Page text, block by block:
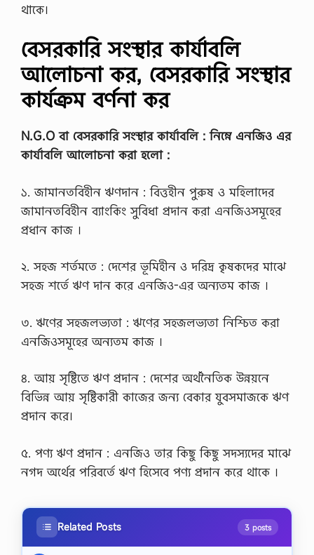
থাকে।
বেসরকারি সংস্থার কার্যাবলি
আলোচনা কর, বেসরকারি সংস্থার
কার্যক্রম বর্ণনা কর
N.G.O বা বেসরকারি সংস্থার কার্যাবলি : নিম্নে এনজিও এর
কার্যাবলি আলোচনা করা হলো :
১. জামানতবিহীন ঋণদান : বিত্তহীন পুরুষ ও মহিলাদের
জামানতবিহীন ব্যাংকিং সুবিধা প্রদান করা এনজিওসমূহের
প্রধান কাজ ।
২. সহজ শর্তমতে : দেশের ভূমিহীন ও দরিদ্র কৃষকদের মাঝে
সহজ শর্তে ঋণ দান করে এনজিও-এর অন্যতম কাজ ।
৩. ঋণের সহজলভ্যতা : ঋণের সহজলভ্যতা নিশ্চিত করা
এনজিওসমূহের অন্যতম কাজ ।
৪. আয় সৃষ্টিতে ঋণ প্রদান : দেশের অর্থনৈতিক উন্নয়নে
বিভিন্ন আয় সৃষ্টিকারী কাজের জন্য বেকার যুবসমাজকে ঋণ
প্রদান করে।
৫. পণ্য ঋণ প্রদান : এনজিও তার কিছু কিছু সদস্যদের মাঝে
নগদ অর্থের পরিবর্তে ঋণ হিসেবে পণ্য প্রদান করে থাকে ।
Related Posts 3 posts